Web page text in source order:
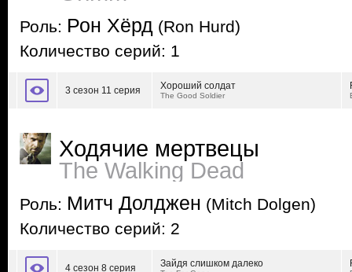
Роль: Рон Хёрд (Ron Hurd)
Количество серий: 1
3 сезон 11 серия Хороший солдат
The Good Soldier
Ходячие мертвецы
The Walking Dead
Роль: Митч Долджен (Mitch Dolgen)
Количество серий: 2
4 сезон 8 серия Зайдя слишком далеко